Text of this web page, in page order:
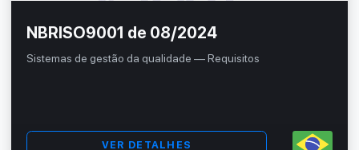
NBRISO9001 de 08/2024
Sistemas de gestão da qualidade — Requisitos
VER DETALHES